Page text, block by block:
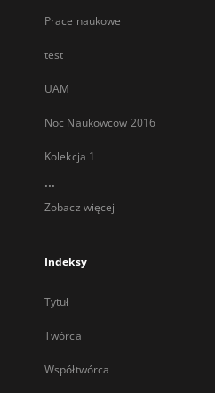
Prace naukowe
test
UAM
Noc Naukowcow 2016
Kolekcja 1
...
Zobacz więcej
Indeksy
Tytuł
Twórca
Współtwórca